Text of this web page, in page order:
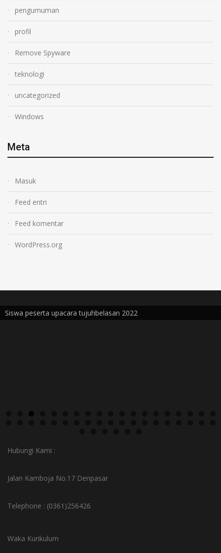
pengumuman
profil
Remove Spyware
teknologi
uncategorized
Windows
Meta
Masuk
Feed entri
Feed komentar
WordPress.org
Siswa peserta upacara tujuhbelasan 2022
Hubungi Kami :
Jalan Kamboja No.17 Denpasar
Telephone : (0361)256426
Waka Kurikulum